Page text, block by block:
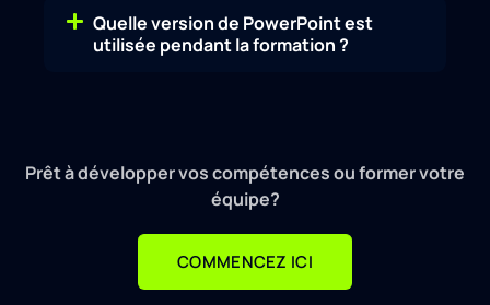
Quelle version de PowerPoint est
utilisée pendant la formation ?
Prêt à développer vos compétences ou former votre
équipe?
COMMENCEZ ICI